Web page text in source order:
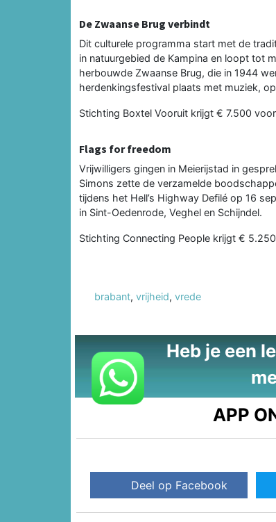
De Zwaanse Brug verbindt
Dit culturele programma start met de
in natuurgebied de Kampina en loopt tot
herbouwde Zwaanse Brug, die in 1944
herdenkingsfestival plaats met muziek,
Stichting Boxtel Vooruit krijgt € 7.500
Flags for freedom
Vrijwilligers gingen in Meierijstad in
Simons zette de verzamelde
tijdens het Hell’s Highway Defilé op 16
in Sint-Oedenrode, Veghel en Schijndel.
Stichting Connecting People krijgt €
brabant, vrijheid, vrede
Heb je een
APP
Deel op Facebook